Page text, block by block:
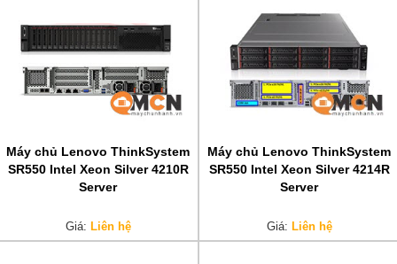
Máy chủ Lenovo ThinkSystem
SR550 Intel Xeon Silver 4210R
Server
Giá: Liên hệ
Máy chủ Lenovo ThinkSystem
SR550 Intel Xeon Silver 4214R
Server
Giá: Liên hệ